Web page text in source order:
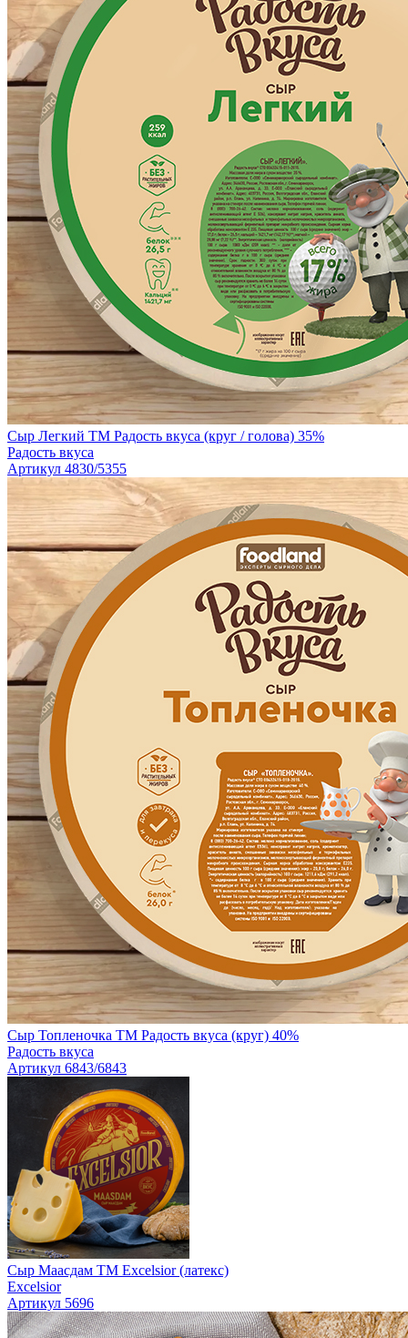
Сыр Легкий TM Радость вкуса (круг / голова) 35%
Радость вкуса
Артикул 4830/5355
Сыр Топленочка TM Радость вкуса (круг) 40%
Радость вкуса
Артикул 6843/6843
Сыр Маасдам ТМ Excelsior (латекс)
Excelsior
Артикул 5696